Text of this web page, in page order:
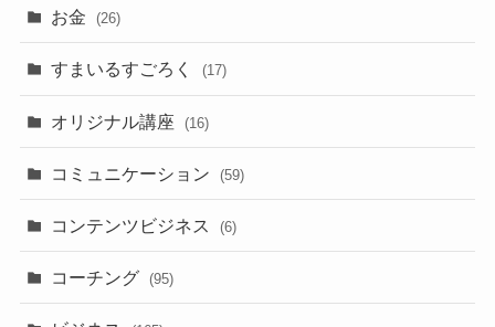
お金 (26)
すまいるすごろく (17)
オリジナル講座 (16)
コミュニケーション (59)
コンテンツビジネス (6)
コーチング (95)